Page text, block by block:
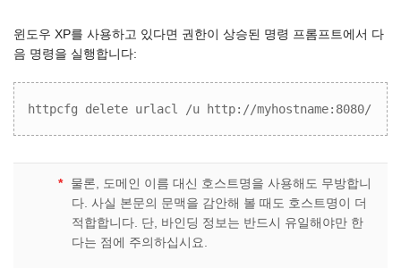
윈도우 XP를 사용하고 있다면 권한이 상승된 명령 프롬프트에서 다
음 명령을 실행합니다:
httpcfg delete urlacl /u http://myhostname:8080/
*
물론, 도메인 이름 대신 호스트명을 사용해도 무방합니
다. 사실 본문의 문맥을 감안해 볼 때도 호스트명이 더
적합합니다. 단, 바인딩 정보는 반드시 유일해야만 한
다는 점에 주의하십시요.